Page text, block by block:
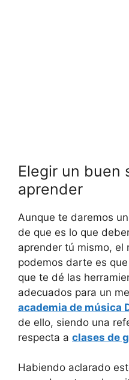
Elegir un buen
aprender
Aunque te daremos
de que es lo que
aprender tú mismo, el
podemos darte es
que te dé las
adecuados para un
academia de música
de ello, siendo una
respecta a clases de
Habiendo aclarado